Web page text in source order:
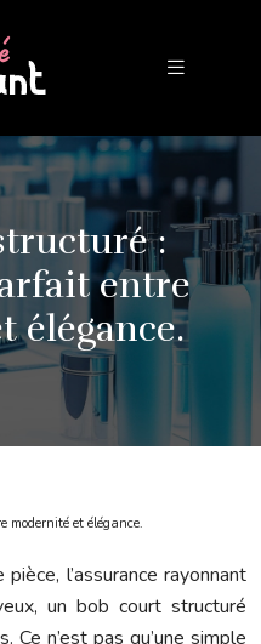
:
entre
élégance.
modernité et élégance.
l’assurance rayonnant
un bob court structuré
n’est pas qu’une simple